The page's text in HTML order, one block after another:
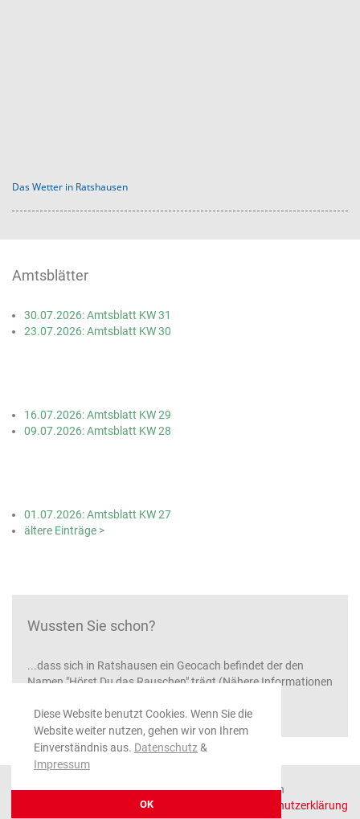
Diese Website benutzt Cookies. Wenn Sie die
Website weiter nutzen, gehen wir von Ihrem
Einverständnis aus. Datenschutz&
Impressum
OK
Das Wetter in Ratshausen
Amtsblätter
30.07.2026: Amtsblatt KW 31
23.07.2026: Amtsblatt KW 30
16.07.2026: Amtsblatt KW 29
09.07.2026: Amtsblatt KW 28
01.07.2026: Amtsblatt KW 27
ältere Einträge >
Wussten Sie schon?
...dass sich in Ratshausen ein Geocach befindet der den
Namen "Hörst Du das Rauschen" trägt (Nähere Informationen
© 2026 Gemeinde Ratshausen, alle Rechte vorbehalten
Datenschutzerklärung